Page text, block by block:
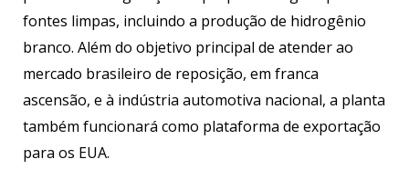
fontes limpas, incluindo a produção de hidrogênio
branco. Além do objetivo principal de atender ao
mercado brasileiro de reposição, em franca
ascensão, e à indústria automotiva nacional, a planta
também funcionará como plataforma de exportação
para os EUA.